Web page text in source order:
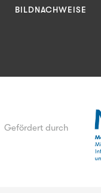
BILDNACHWEISE
Gefördert durch